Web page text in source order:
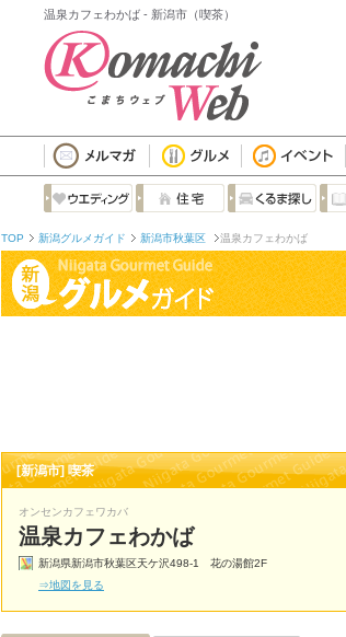
温泉カフェわかば - 新潟市（喫茶）
TOP 新潟グルメガイド 新潟市秋葉区 温泉カフェわかば
[新潟市] 喫茶
オンセンカフェワカバ
温泉カフェわかば
新潟県新潟市秋葉区天ケ沢498-1 花の湯館2F
⇒地図を見る